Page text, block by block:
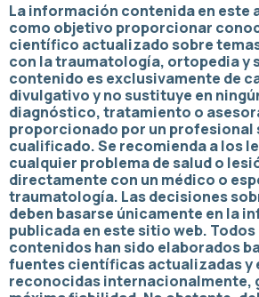
La información contenida en este
como objetivo proporcionar
científico actualizado sobre
con la traumatología, ortopedia y
contenido es exclusivamente de
divulgativo y no sustituye en
diagnóstico, tratamiento o
proporcionado por un profesional
cualificado. Se recomienda a los
cualquier problema de salud o
directamente con un médico o
traumatología. Las decisiones
deben basarse únicamente en la
publicada en este sitio web.
contenidos han sido elaborados
fuentes científicas actualizadas y
reconocidas internacionalmente,